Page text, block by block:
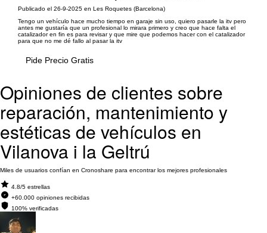
Publicado el 26-9-2025 en Les Roquetes (Barcelona)
Tengo un vehículo hace mucho tiempo en garaje sin uso, quiero pasarle la itv pero
antes me gustaría que un profesional lo mirara primero y creo que hace falta el
catalizador en fin es para revisar y que mire que podemos hacer con el catalizador
para que no me dé fallo al pasar la itv
Pide Precio Gratis
Opiniones de clientes sobre
reparación, mantenimiento y
estéticas de vehículos en
Vilanova i la Geltrú
Miles de usuarios confían en Cronoshare para encontrar los mejores profesionales
4.8/5 estrellas
+60.000 opiniones recibidas
100% verificadas